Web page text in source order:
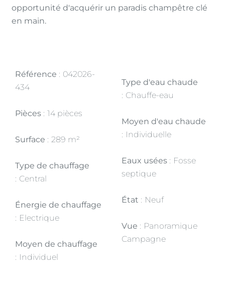
opportunité d'acquérir un paradis champêtre clé
en main.
Référence
042026-
434
Pièces 14 pièces
Surface 289 m²
Type de chauffage
Central
Énergie de chauffage
Electrique
Moyen de chauffage
Individuel
Type d'eau chaude
Chauffe-eau
Moyen d'eau chaude
Individuelle
Eaux usées
Fosse
septique
État Neuf
Vue
Panoramique
Campagne